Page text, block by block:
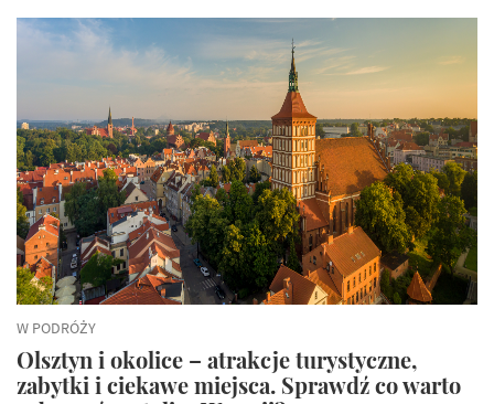
W PODRÓŻY
Olsztyn i okolice – atrakcje turystyczne,
zabytki i ciekawe miejsca. Sprawdź co warto